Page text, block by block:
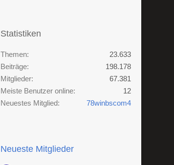
Statistiken
Themen
23.633
Beiträge
198.178
Mitglieder
67.381
Meiste Benutzer online
12
Neuestes Mitglied
78winbscom4
Neueste Mitglieder